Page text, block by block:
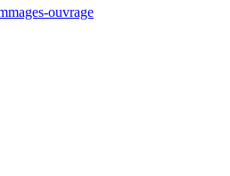
ouvrage